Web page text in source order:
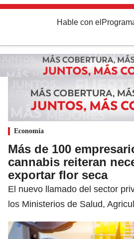
Hable con el
Economía
Más de 100
cannabis reiteran
exportar flor seca
El nuevo llamado del sector
los Ministerios de Salud,